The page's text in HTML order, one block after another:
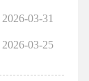
2026-03-31
2026-03-25